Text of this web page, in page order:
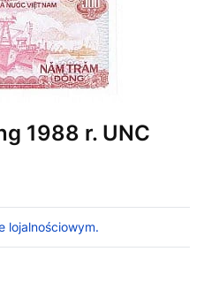
1988 r. UNC
lojalnościowym.